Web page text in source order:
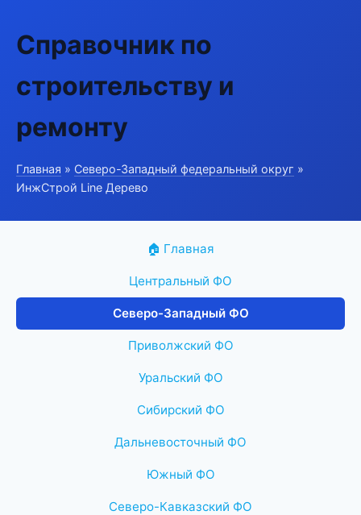
Справочник по
строительству и
ремонту
Главная » Северо-Западный федеральный округ »
ИнжСтрой Line Дерево
🏠 Главная
Центральный ФО
Северо-Западный ФО
Приволжский ФО
Уральский ФО
Сибирский ФО
Дальневосточный ФО
Южный ФО
Северо-Кавказский ФО